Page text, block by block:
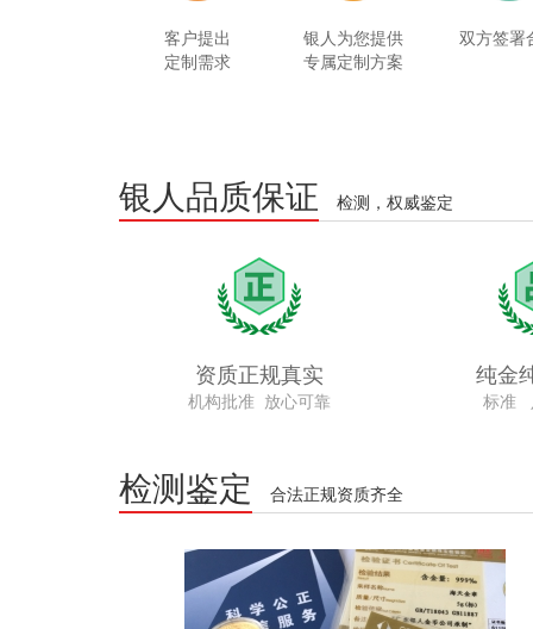
客户提出
定制需求
银人为您提供
专属定制方案
双方签署
银人品质保证 检测，权威鉴定
资质正规真实
机构批准 放心可靠
纯金
标准
检测鉴定 合法正规资质齐全